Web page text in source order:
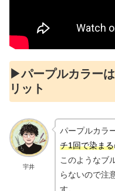
▶︎パープルカラー
リット
宇井
パープルカラ
チ1回で染まる
このようなブ
らないので注
す。